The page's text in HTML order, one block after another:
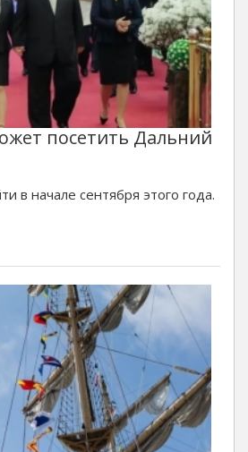
посетить Дальний
в начале сентября этого года.